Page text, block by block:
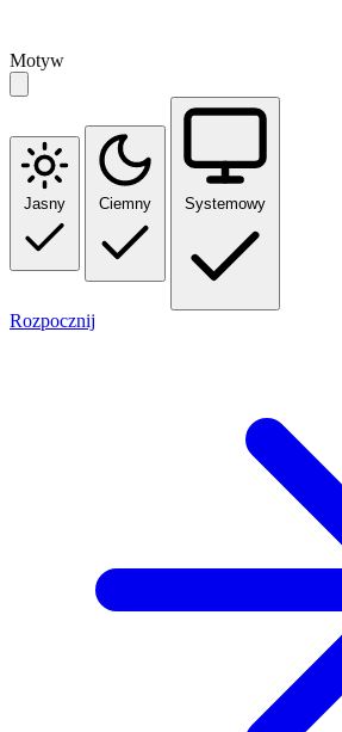
Motyw
Jasny Ciemny Systemowy
Rozpocznij